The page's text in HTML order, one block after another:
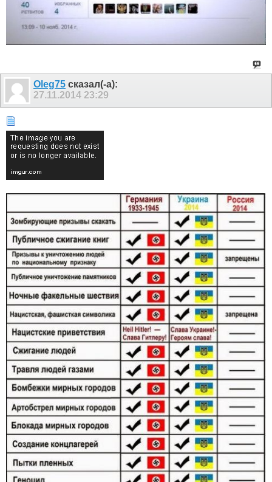
Olеg75 сказал(-а):
27.11.2014 23:29